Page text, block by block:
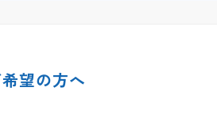
望の方へ